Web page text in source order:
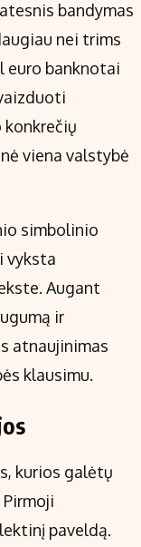
bandymas
nei trims
euro banknotai
viena valstybė
simbolinio
vyksta
Augant
ir
atnaujinimas
klausimu.
kurios galėtų
paveldą.